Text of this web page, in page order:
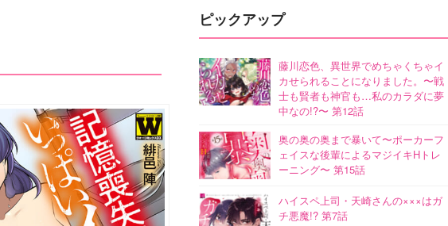
ピックアップ
藤川恋色、異世界でめちゃくちゃイ
カせられることになりました。〜戦
士も賢者も神官も…私のカラダに夢
中なの!?〜 第12話
奥の奥の奥まで暴いて〜ポーカーフ
ェイスな後輩によるマジイキHトレ
ーニング〜 第15話
ハイスペ上司・天崎さんの×××はガ
チ悪魔!? 第7話